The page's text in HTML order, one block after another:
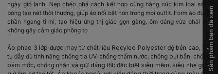
ngày gió lạnh. Nẹp chéo phá cách kết hợp cùng hàng cúc kim loại sáng
bóng tạo nét thời thượng, giúp áo nổi bật hơn trong mọi outfit. Form áo được
chần ngang tỉ mỉ, tạo hiệu ứng thị giác gọn gàng, ôm dáng vừa phải mà
không gây cảm giác phồng to
Áo phao 3 lớp được may từ chất liệu Recyled Polyester độ bền cao, hội
tụ đầy đủ tính năng chống tia UV, chống thấm nước, chống bụi bẩn, chống
bám mốc, chống nhăn và giữ dáng tốt; đặc biệt siêu mềm, siêu nhẹ giúpSản phẩm bạn đã xem